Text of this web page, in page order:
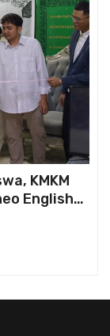
KMKM
English